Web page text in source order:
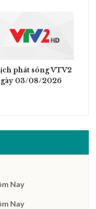
phát sóng VTV2
03/08/2026
Nay
Nay